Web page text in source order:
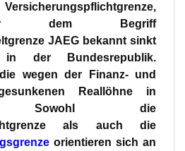
dem Begriff
JAEG bekannt sinkt
der Bundesrepublik.
wegen der Finanz- und
Reallöhne in
Sowohl die
als auch die
orientieren sich an